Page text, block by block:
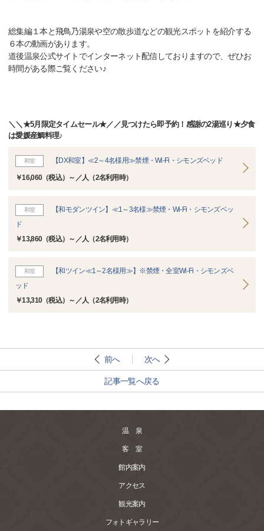
総集編１本と飛鳥乃湯泉や空の散歩道などの観光スポットを紹介する
６本の動画があります。
道後温泉公式サイトでインターネット配信しておりますので、ぜひお
時間がある際ご覧ください♪
＼＼★5月限定タイムセール★／／見つけたら即予約！感謝の2湯巡り★夕食
は愛媛産鯛料理♪
和室 【DX和室】≪2～4名様用≫禁煙・Wi-Fi・シモンズベッド
￥16,060（税込）～／人（2名利用時）
和室
【和モダンツイン】≪1～3名様≫禁煙・Wi-Fi・シモンズベッ
ド
￥13,860（税込）～／人（2名利用時）
和室
【和ツイン≪1～2名様用≫】※禁煙・全室Wi-Fi・シモンズベ
ッド
￥13,310（税込）～／人（2名利用時）
前へ 次へ
記事一覧へ戻る
温 泉
客 室
館内案内
アクセス
観光案内
フォトギャラリー